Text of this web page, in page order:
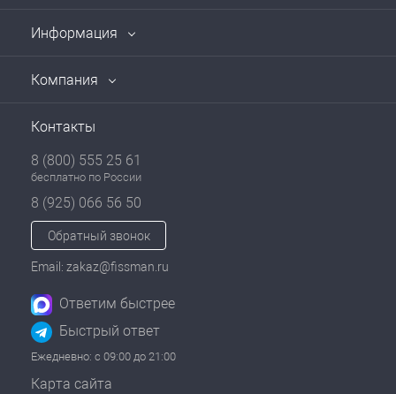
Информация
Компания
Контакты
8 (800) 555 25 61
бесплатно по России
8 (925) 066 56 50
Обратный звонок
Email: zakaz@fissman.ru
Ответим быстрее
Быстрый ответ
Ежедневно: с 09:00 до 21:00
Карта сайта